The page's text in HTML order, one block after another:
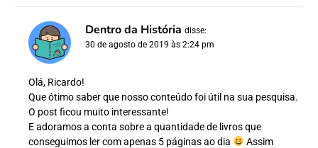
Dentro da História disse:
30 de agosto de 2019 às 2:24 pm
Olá, Ricardo!
Que ótimo saber que nosso conteúdo foi útil na sua pesquisa.
O post ficou muito interessante!
E adoramos a conta sobre a quantidade de livros que
conseguimos ler com apenas 5 páginas ao dia
Assim